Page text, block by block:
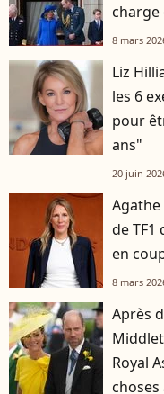
charge
8 mars
Liz
les 6
pour
ans"
20 juin
de TF1
en
8 mars
Après
Royal